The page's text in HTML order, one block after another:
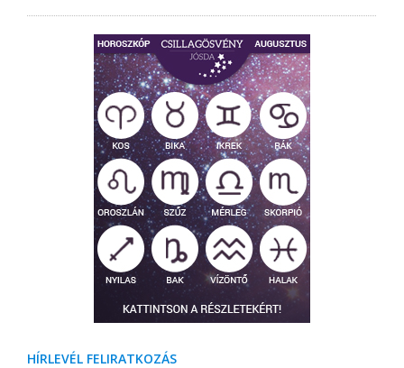
HÍRLEVÉL FELIRATKOZÁS